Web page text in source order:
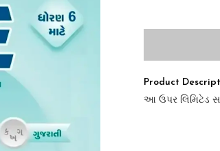
Product
આ ઉપર લિમિટેડ